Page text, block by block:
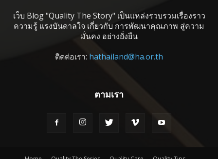
เว็บ Blog "Quality The Story" เป็นแหล่งรวบรวมเรื่องราว
ความรู้ แรงบันดาลใจ เกี่ยวกับ การพัฒนาคุณภาพ สู่ความ
มั่นคง อย่างยั่งยืน
ติดต่อเรา: hathailand@ha.or.th
ตามเรา